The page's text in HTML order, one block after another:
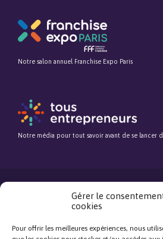
Gérer le
cookies
Pour offrir les meilleures expériences, nous
Notre salon annuel Franchise Expo Paris
Notre média pour tout savoir avant de se lancer
©Fédération Française de la